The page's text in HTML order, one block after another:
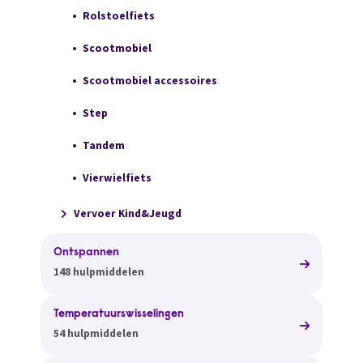
Rolstoelfiets
Scootmobiel
Scootmobiel accessoires
Step
Tandem
Vierwielfiets
Vervoer Kind&Jeugd
Ontspannen
148 hulpmiddelen
Temperatuurswisselingen
54 hulpmiddelen